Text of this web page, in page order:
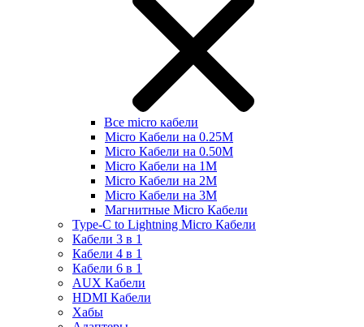
Все micro кабели
Micro Кабели на 0.25М
Micro Кабели на 0.50М
Micro Кабели на 1М
Micro Кабели на 2М
Micro Кабели на 3М
Магнитные Micro Кабели
Type-C to Lightning Micro Кабели
Кабели 3 в 1
Кабели 4 в 1
Кабели 6 в 1
AUX Кабели
HDMI Кабели
Хабы